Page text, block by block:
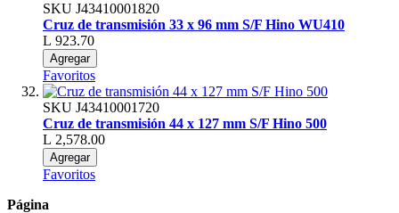
SKU J43410001820
Cruz de transmisión 33 x 96 mm S/F Hino WU410
L 923.70
Agregar
Favoritos
SKU J43410001720
Cruz de transmisión 44 x 127 mm S/F Hino 500
L 2,578.00
Agregar
Favoritos
Página